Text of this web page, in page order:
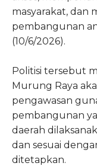
masyarakat, dan
pembangunan
(10/6/2026).
Politisi tersebut
Murung Raya
pengawasan
pembangunan
daerah
dan sesuai
ditetapkan.